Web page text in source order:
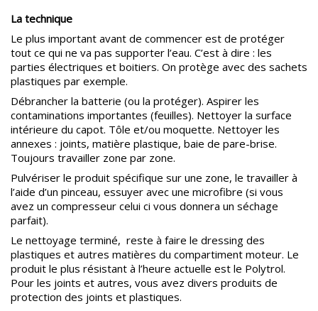
La technique
Le plus important avant de commencer est de protéger
tout ce qui ne va pas supporter l’eau. C’est à dire : les
parties électriques et boitiers. On protège avec des sachets
plastiques par exemple.
Débrancher la batterie (ou la protéger). Aspirer les
contaminations importantes (feuilles). Nettoyer la surface
intérieure du capot. Tôle et/ou moquette. Nettoyer les
annexes : joints, matière plastique, baie de pare-brise.
Toujours travailler zone par zone.
Pulvériser le produit spécifique sur une zone, le travailler à
l’aide d’un pinceau, essuyer avec une microfibre (si vous
avez un compresseur celui ci vous donnera un séchage
parfait).
Le nettoyage terminé, reste à faire le dressing des
plastiques et autres matières du compartiment moteur. Le
produit le plus résistant à l’heure actuelle est le Polytrol.
Pour les joints et autres, vous avez divers produits de
protection des joints et plastiques.